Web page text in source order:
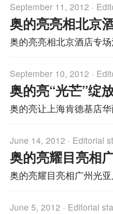
September 11, 2012 ·
奥的亮亮相北京
奥的亮亮相北京酒店专
September 10, 2012 ·
奥的亮“光芒”绽
奥的亮让上海肯德基店
June 14, 2012 · Editorial
奥的亮耀目亮相
奥的亮耀目亮相广州光亚
June 5, 2012 · Editorial